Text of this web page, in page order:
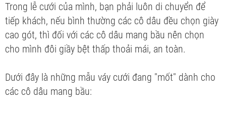
Trong lễ cưới của mình, bạn phải luôn di chuyển để
tiếp khách, nếu bình thường các cô dâu đều chọn giày
cao gót, thì đối với các cô dâu mang bầu nên chọn
cho mình đôi giầy bệt thấp thoải mái, an toàn.
Dưới đây là những mẫu váy cưới đang "mốt" dành cho
các cô dâu mang bầu: